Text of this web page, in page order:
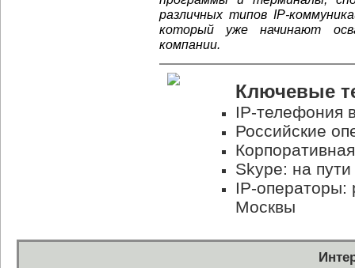
различных типов IP-
который уже начинают
компании.
Ключевые
IP-телефония
Российские
Skype: на
IP-операторы:
Москвы